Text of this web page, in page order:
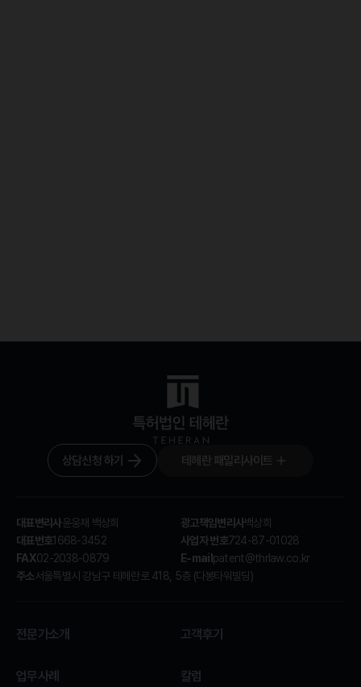
상담신청 하기 테헤란 패밀리사이트
대표변리사윤웅채 백상희 광고책임변리사백상희
대표번호1668-3452 사업자 번호724-87-01028
FAX02-2038-0879 E-mail patent@thrlaw.co.kr
주소서울특별시 강남구 테헤란로 418, 5층 (다봉타워빌딩)
전문가소개 고객후기
업무사례 칼럼